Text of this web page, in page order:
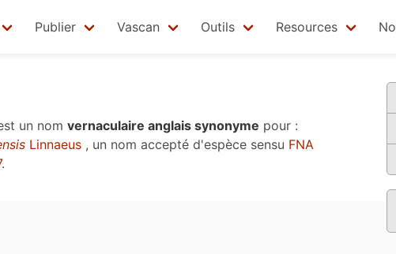
Publier Vascan Outils Resources
un nom vernaculaire anglais synonyme pour :
Linnaeus , un nom accepté d'espèce sensu FNA
.